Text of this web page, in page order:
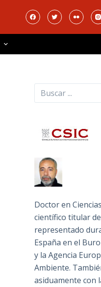
Buscar
Doctor en
científico titular
representado
España en el
y la Agencia
Ambiente.
asiduamente con